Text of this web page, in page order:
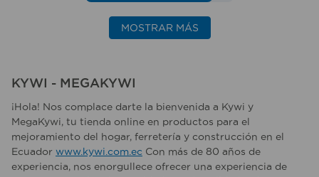
MOSTRAR MÁS
KYWI - MEGAKYWI
¡Hola! Nos complace darte la bienvenida a Kywi y
MegaKywi, tu tienda online en productos para el
mejoramiento del hogar, ferretería y construcción en el
Ecuador www.kywi.com.ec Con más de 80 años de
experiencia, nos enorgullece ofrecer una experiencia de